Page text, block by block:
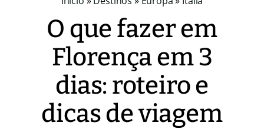
O que fazer em
Florença em 3
dias: roteiro e
dicas de viagem